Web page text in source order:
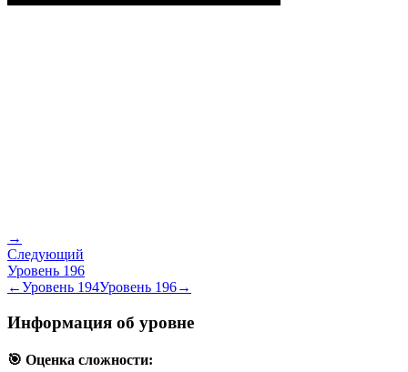
→
Следующий
Уровень 196
←Уровень 194Уровень 196→
Информация об уровне
🎯 Оценка сложности: